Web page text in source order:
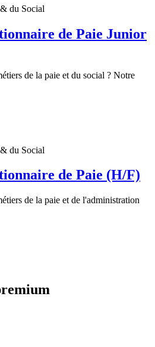
du Social
de Paie Junior
de la paie et du social ? Notre
du Social
de Paie (H/F)
de la paie et de l'administration